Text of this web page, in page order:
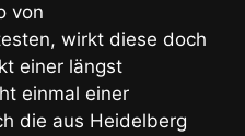
von
wirkt diese doch
einer längst
einmal einer
die aus Heidelberg